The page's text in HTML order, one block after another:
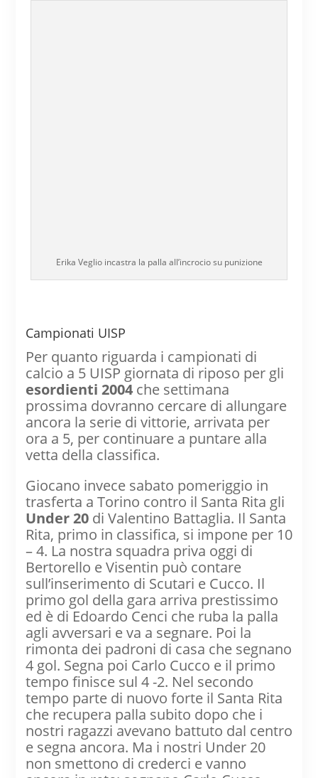
Erika Veglio incastra la palla all’incrocio su punizione
Campionati UISP
Per quanto riguarda i campionati di
calcio a 5 UISP giornata di riposo per gli
esordienti 2004che settimana
prossima dovranno cercare di allungare
ancora la serie di vittorie, arrivata per
ora a 5, per continuare a puntare alla
vetta della classifica.
Giocano invece sabato pomeriggio in
trasferta a Torino contro il Santa Rita gli
Under 20di Valentino Battaglia. Il Santa
Rita, primo in classifica, si impone per 10
– 4. La nostra squadra priva oggi di
Bertorello e Visentin può contare
sull’inserimento di Scutari e Cucco. Il
primo gol della gara arriva prestissimo
ed è di Edoardo Cenci che ruba la palla
agli avversari e va a segnare. Poi la
rimonta dei padroni di casa che segnano
4 gol. Segna poi Carlo Cucco e il primo
tempo finisce sul 4 -2. Nel secondo
tempo parte di nuovo forte il Santa Rita
che recupera palla subito dopo che i
nostri ragazzi avevano battuto dal centro
e segna ancora. Ma i nostri Under 20
non smettono di crederci e vanno